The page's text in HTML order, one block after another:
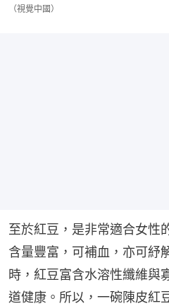
（視覺中國）
至於紅豆，是非常適合女性
含量豐富，可補血，亦可紓
時，紅豆富含水溶性纖維與
道健康。所以，一碗陳皮紅